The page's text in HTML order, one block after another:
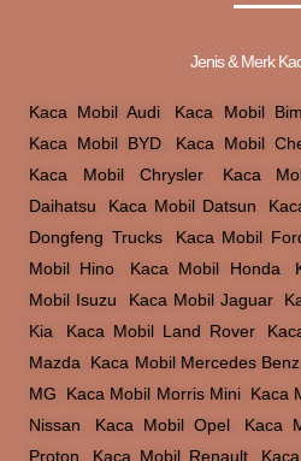
Jenis & Merk
Kaca Mobil Audi Kaca Mobil
Kaca Mobil BYD
Kaca Mobil
Kaca Mobil Chrysler, Kaca
Daihatsu
Kaca Mobil Datsun
Dongfeng Trucks, Kaca Mobil
Mobil Hino
Kaca Mobil Honda
Mobil Isuzu
Kaca Mobil Jaguar,
Kia
Kaca Mobil Land Rover,
Mazda
Kaca Mobil Mercedes Benz
MG
Kaca Mobil Morris Mini, Kaca
Nissan
Kaca Mobil Opel Kaca
Proton
Kaca Mobil Renault